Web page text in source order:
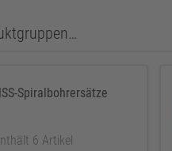
Spiralbohrersätze
6 Artikel